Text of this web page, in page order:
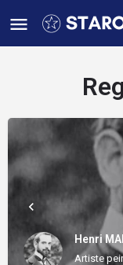
Henri
Artiste